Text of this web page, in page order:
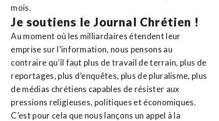
mois.
Je soutiens le Journal Chrétien !
Au moment où les milliardaires étendent leur
emprise sur l’information, nous pensons au
contraire qu’il faut plus de travail de terrain, plus de
reportages, plus d’enquêtes, plus de pluralisme, plus
de médias chrétiens capables de résister aux
pressions religieuses, politiques et économiques.
C’est pour cela que nous lançons un appel à la